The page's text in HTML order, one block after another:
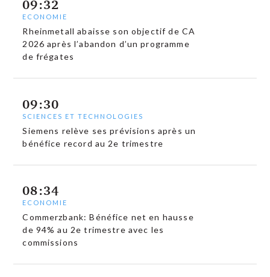
09:32
ECONOMIE
Rheinmetall abaisse son objectif de CA
2026 après l’abandon d’un programme
de frégates
09:30
SCIENCES ET TECHNOLOGIES
Siemens relève ses prévisions après un
bénéfice record au 2e trimestre
08:34
ECONOMIE
Commerzbank: Bénéfice net en hausse
de 94% au 2e trimestre avec les
commissions